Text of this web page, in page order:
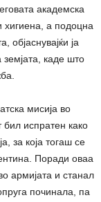
академска
а подоцна
објаснувајќи ја
земјата, каде што
мисија во
испратен како
за која тогаш се
Поради оваа
армијата и станал
починала, па